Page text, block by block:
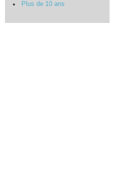
Plus de 10 ans